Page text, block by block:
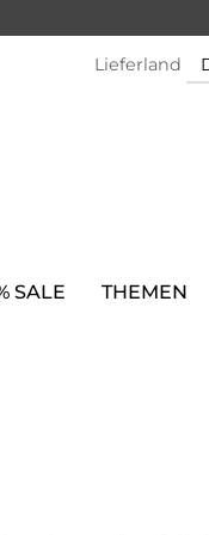
Lieferland
SALE THEMEN